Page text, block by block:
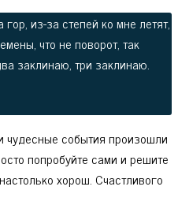
из-за степей ко мне летят,
что не поворот, так
заклинаю, три заклинаю.
чудесные события произошли
попробуйте сами и решите
хорош. Счастливого